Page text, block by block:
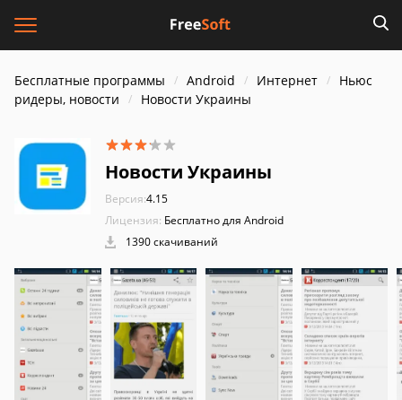
Бесплатные программы Android Интернет
Ньюс
ридеры, новости
Новости Украины
Новости Украины
Версия:4.15
Лицензия: Бесплатно для Android
1390 скачиваний